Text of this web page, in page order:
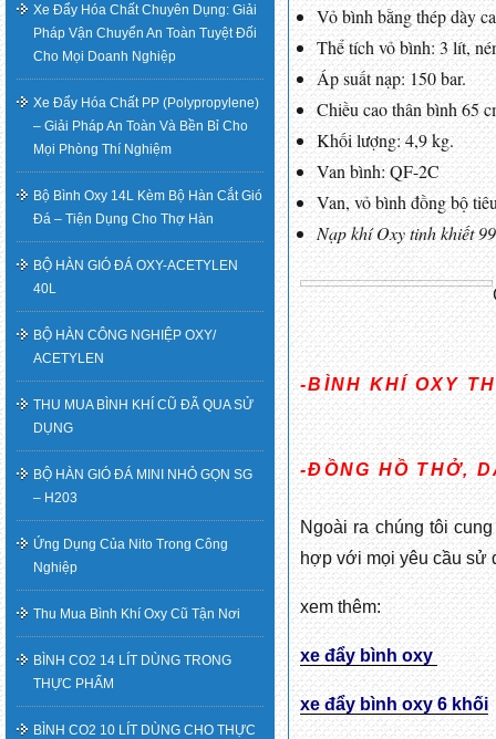
Vỏ bình bằng thép dày
Thể tích vỏ bình: 3 lít,
Áp suất nạp: 150 bar.
Chiều cao thân bình 65
Khối lượng: 4,9 kg.
Van bình: QF-2C
Van, vỏ bình đồng bộ
Nạp khí Oxy tinh khiết
-BÌNH KHÍ OXY
-ĐỒNG HỒ THỞ,
Ngoài ra chúng tôi
hợp với mọi yêu cầu sử
xem thêm:
xe đẩy bình oxy
xe đẩy bình oxy 6 khối
Xe Đẩy Hóa Chất Chuyên Dụng: Giải
Pháp Vận Chuyển An Toàn Tuyệt Đối
Cho Mọi Doanh Nghiệp
Xe Đẩy Hóa Chất PP (Polypropylene)
– Giải Pháp An Toàn Và Bền Bỉ Cho
Mọi Phòng Thí Nghiệm
Bộ Bình Oxy 14L Kèm Bộ Hàn Cắt Gió
Đá – Tiện Dụng Cho Thợ Hàn
BỘ HÀN GIÓ ĐÁ OXY-ACETYLEN
40L
BỘ HÀN CÔNG NGHIỆP OXY/
ACETYLEN
THU MUA BÌNH KHÍ CŨ ĐÃ QUA SỬ
DỤNG
BỘ HÀN GIÓ ĐÁ MINI NHỎ GỌN SG
– H203
Ứng Dụng Của Nito Trong Công
Nghiệp
Thu Mua Bình Khí Oxy Cũ Tận Nơi
BÌNH CO2 14 LÍT DÙNG TRONG
THỰC PHẨM
BÌNH CO2 10 LÍT DÙNG CHO THỰC